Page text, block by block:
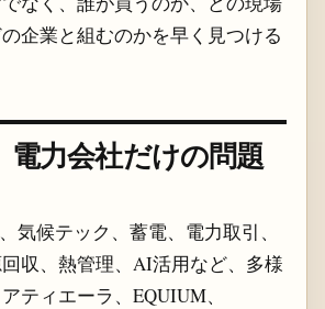
企業と組むのかを早く見つける
電力会社だけの問題
気候テック、蓄電、電力取引、
収、熱管理、AI活用など、多様
ティエーラ、EQUIUM、